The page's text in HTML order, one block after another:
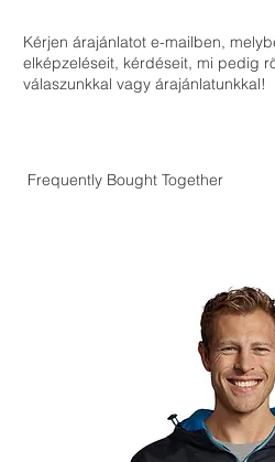
Kérjen árajánlatot e-mailben,
elképzeléseit, kérdéseit, mi pedig
válaszunkkal vagy árajánlatunkkal!
Frequently Bought Together